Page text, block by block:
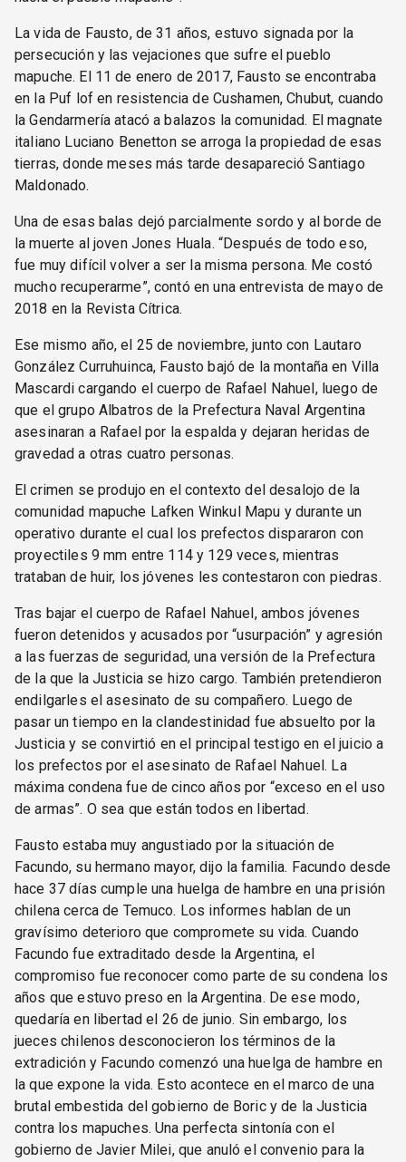
La vida de Fausto, de 31 años, estuvo signada por la
persecución y las vejaciones que sufre el pueblo
mapuche. El 11 de enero de 2017, Fausto se encontraba
en la Puf lof en resistencia de Cushamen, Chubut, cuando
la Gendarmería atacó a balazos la comunidad. El magnate
italiano Luciano Benetton se arroga la propiedad de esas
tierras, donde meses más tarde desapareció Santiago
Maldonado.
Una de esas balas dejó parcialmente sordo y al borde de
la muerte al joven Jones Huala. “Después de todo eso,
fue muy difícil volver a ser la misma persona. Me costó
mucho recuperarme”, contó en una entrevista de mayo de
2018 en la Revista Cítrica.
Ese mismo año, el 25 de noviembre, junto con Lautaro
González Curruhuinca, Fausto bajó de la montaña en Villa
Mascardi cargando el cuerpo de Rafael Nahuel, luego de
que el grupo Albatros de la Prefectura Naval Argentina
asesinaran a Rafael por la espalda y dejaran heridas de
gravedad a otras cuatro personas.
El crimen se produjo en el contexto del desalojo de la
comunidad mapuche Lafken Winkul Mapu y durante un
operativo durante el cual los prefectos dispararon con
proyectiles 9 mm entre 114 y 129 veces, mientras
trataban de huir, los jóvenes les contestaron con piedras.
Tras bajar el cuerpo de Rafael Nahuel, ambos jóvenes
fueron detenidos y acusados por “usurpación” y agresión
a las fuerzas de seguridad, una versión de la Prefectura
de la que la Justicia se hizo cargo. También pretendieron
endilgarles el asesinato de su compañero. Luego de
pasar un tiempo en la clandestinidad fue absuelto por la
Justicia y se convirtió en el principal testigo en el juicio a
los prefectos por el asesinato de Rafael Nahuel. La
máxima condena fue de cinco años por “exceso en el uso
de armas”. O sea que están todos en libertad.
Fausto estaba muy angustiado por la situación de
Facundo, su hermano mayor, dijo la familia. Facundo desde
hace 37 días cumple una huelga de hambre en una prisión
chilena cerca de Temuco. Los informes hablan de un
gravísimo deterioro que compromete su vida. Cuando
Facundo fue extraditado desde la Argentina, el
compromiso fue reconocer como parte de su condena los
años que estuvo preso en la Argentina. De ese modo,
quedaría en libertad el 26 de junio. Sin embargo, los
jueces chilenos desconocieron los términos de la
extradición y Facundo comenzó una huelga de hambre en
la que expone la vida. Esto acontece en el marco de una
brutal embestida del gobierno de Boric y de la Justicia
contra los mapuches. Una perfecta sintonía con el
gobierno de Javier Milei, que anuló el convenio para la